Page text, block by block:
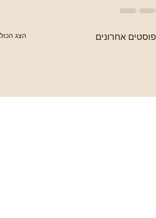
פוסטים אחרונים הצג הכול